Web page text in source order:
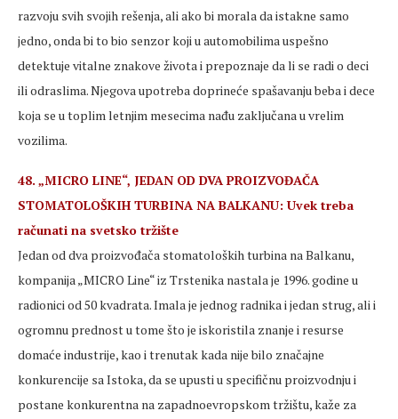
razvoju svih svojih rešenja, ali ako bi morala da istakne samo
jedno, onda bi to bio senzor koji u automobilima uspešno
detektuje vitalne znakove života i prepoznaje da li se radi o deci
ili odraslima. Njegova upotreba doprineće spašavanju beba i dece
koja se u toplim letnjim mesecima nađu zaključana u vrelim
vozilima.
48. „MICRO LINE“, JEDAN OD DVA PROIZVOĐAČA
STOMATOLOŠKIH TURBINA NA BALKANU: Uvek treba
računati na svetsko tržište
Jedan od dva proizvođača stomatoloških turbina na Balkanu,
kompanija „MICRO Line“ iz Trstenika nastala je 1996. godine u
radionici od 50 kvadrata. Imala je jednog radnika i jedan strug, ali i
ogromnu prednost u tome što je iskoristila znanje i resurse
domaće industrije, kao i trenutak kada nije bilo značajne
konkurencije sa Istoka, da se upusti u specifičnu proizvodnju i
postane konkurentna na zapadnoevropskom tržištu, kaže za